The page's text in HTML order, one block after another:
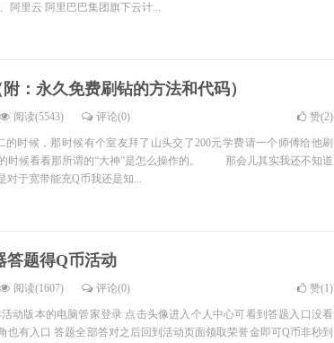
阿里云 阿里巴巴集团旗下云计...
：永久免费刷钻的方法和代码）
阅读(5543) 评论(0) 赞(2)
时候，那时候有个室友拜了山头交了200元学费请一个师傅给他刷
时候看看那所谓的“大神”是怎么操作的。 那会儿其实我还不知道
对于宽带能充Q币我还是知...
答题得Q币活动
阅读(1607) 评论(0) 赞(1)
动版本的电脑管家登录 点击头像进入个人中心可看到答题入口没看
也有入口 答题全部答对之后回到活动页面领取荣誉金即可Q币非秒到